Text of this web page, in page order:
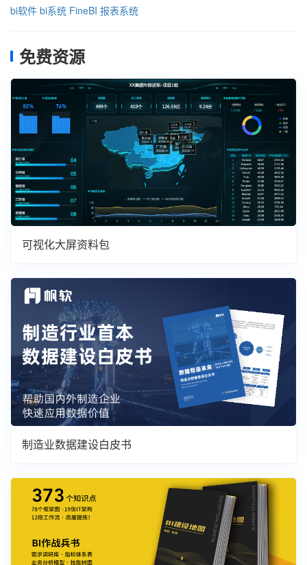
bi软件 bi系统 FineBI 报表系统
免费资源
可视化大屏资料包
制造业数据建设白皮书